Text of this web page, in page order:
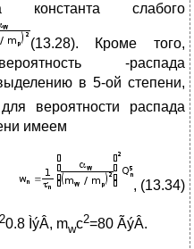
константа слабого
(13.28). Кроме того,
-распада
в 5-ой степени,
вероятности распада
имеем
, (13.34)
20.8 ÌýÂ, mwc2=80 ÃýÂ.